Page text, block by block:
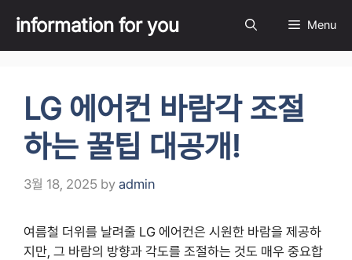
content
information for you Menu
LG 에어컨 바람각 조절
하는 꿀팁 대공개!
3월 18, 2025 by admin
여름철 더위를 날려줄 LG 에어컨은 시원한 바람을 제공하
지만, 그 바람의 방향과 각도를 조절하는 것도 매우 중요합